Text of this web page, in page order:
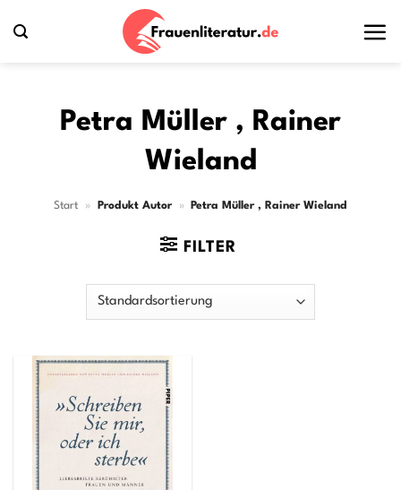
Inhalt
Petra Müller , Rainer
Wieland
Start » Produkt Autor » Petra Müller , Rainer Wieland
FILTER